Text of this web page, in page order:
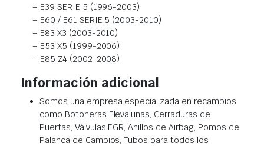
– E39 SERIE 5 (1996-2003)
– E60 / E61 SERIE 5 (2003-2010)
– E83 X3 (2003-2010)
– E53 X5 (1999-2006)
– E85 Z4 (2002-2008)
Información adicional
Somos una empresa especializada en recambios
como Botoneras Elevalunas, Cerraduras de
Puertas, Válvulas EGR, Anillos de Airbag, Pomos de
Palanca de Cambios, Tubos para todos los